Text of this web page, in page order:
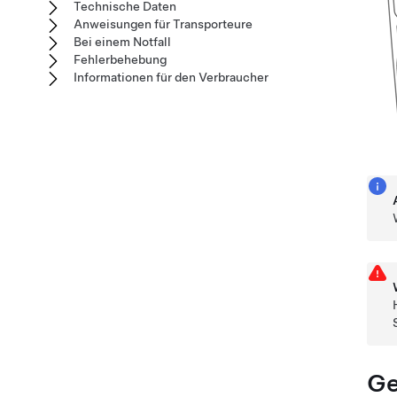
Technische Daten
Anweisungen für Transporteure
Bei einem Notfall
Fehlerbehebung
Informationen für den Verbraucher